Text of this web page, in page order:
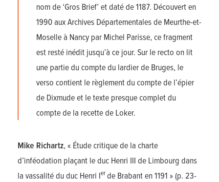
nom de ‘Gros Brief’ et daté de 1187. Découvert en
1990 aux Archives Départementales de Meurthe-et-
Moselle à Nancy par Michel Parisse, ce fragment
est resté inédit jusqu’à ce jour. Sur le recto on lit
une partie du compte du lardier de Bruges, le
verso contient le règlement du compte de l’épier
de Dixmude et le texte presque complet du
compte de la recette de Loker.
Mike Richartz, « Étude critique de la charte
d’inféodation plaçant le duc Henri III de Limbourg dans
la vassalité du duc Henri Ierde Brabant en 1191 » (p. 23-